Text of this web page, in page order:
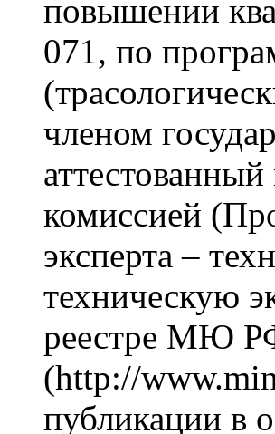
повышении
071, по
членом
комиссией
эксперта –
техническую
реестре МЮ
(http://
публикации в